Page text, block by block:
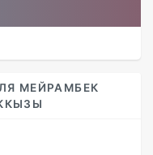
МЕЙРАМБЕК